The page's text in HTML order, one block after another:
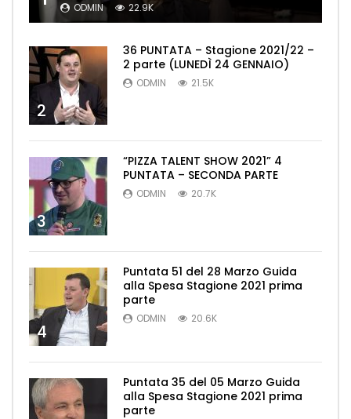
ODMIN 22.9K
2
36 PUNTATA – Stagione 2021/22 –
2 parte (LUNEDÌ 24 GENNAIO)
ODMIN 21.5K
3
“PIZZA TALENT SHOW 2021” 4
PUNTATA – SECONDA PARTE
ODMIN 20.7K
4
Puntata 51 del 28 Marzo Guida
alla Spesa Stagione 2021 prima
parte
ODMIN 20.6K
Puntata 35 del 05 Marzo Guida
alla Spesa Stagione 2021 prima
parte